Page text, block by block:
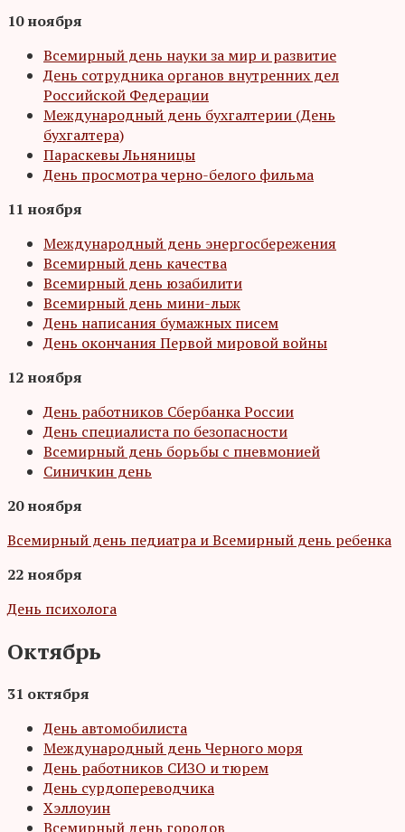
10 ноября
Всемирный день науки за мир и развитие
День сотрудника органов внутренних дел
Российской Федерации
Международный день бухгалтерии (День
бухгалтера)
Параскевы Льняницы
День просмотра черно-белого фильма
11 ноября
Международный день энергосбережения
Всемирный день качества
Всемирный день юзабилити
Всемирный день мини-лыж
День написания бумажных писем
День окончания Первой мировой войны
12 ноября
День работников Сбербанка России
День специалиста по безопасности
Всемирный день борьбы с пневмонией
Синичкин день
20 ноября
Всемирный день педиатра и Всемирный день ребенка
22 ноября
День психолога
Октябрь
31 октября
День автомобилиста
Международный день Черного моря
День работников СИЗО и тюрем
День сурдопереводчика
Хэллоуин
Всемирный день городов